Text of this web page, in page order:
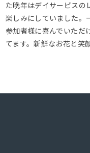
た晩年はデイサービスの
楽しみにしていました。
参加者様に喜んでいただ
てます。新鮮なお花と笑